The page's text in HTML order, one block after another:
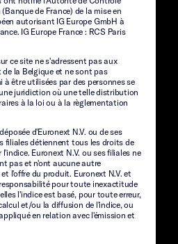
de France) de la mise en
autorisant IG Europe GmbH à
IG Europe France : RCS Paris
ce site ne s'adressent pas aux
la Belgique et ne sont pas
à être utilisées par des personnes se
juridiction où une telle distribution
à la loi ou à la règlementation
d'Euronext N.V. ou de ses
filiales détiennent tous les droits de
Euronext N.V. ou ses filiales ne
pas et n'ont aucune autre
l'offre du produit. Euronext N.V. et
pour toute inexactitude
l'indice est basé, pour toute erreur,
et/ou la diffusion de l'indice, ou
en relation avec l'émission et